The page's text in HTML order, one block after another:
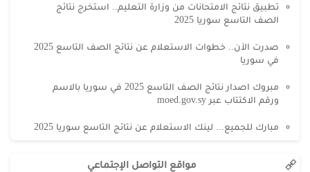
تطبيق نتائج الامتحانات من وزارة التعليم.. استخرج نتائج
الصف التاسع سوريا 2025
صدرت الآن.. خطوات الاستعلام عن نتائج الصف التاسع 2025
في سوريا
مبروك اصدار نتائج الصف التاسع 2025 في سوريا بالاسم
ورقم الاكتتاب عبر moed.gov.sy
مبارك للجميع... لينك الاستعلام عن نتائج التاسع سوريا 2025
مواقع التواصل الإجتماعي